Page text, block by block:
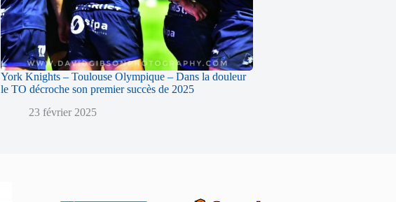
York Knights – Toulouse Olympique – Dans la douleur
le TO décroche son premier succès de 2025
23 février 2025